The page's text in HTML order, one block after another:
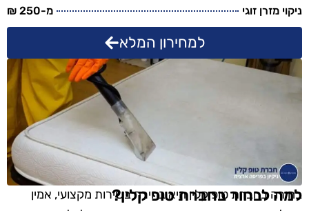
ניקוי מזרן זוגי
מ-250 ₪
למחירון המלא
למה לבחור בחברת טופ קלין?
בחירה בחברת טופ קלין היא בחירה בשירות מקצועי, אמין